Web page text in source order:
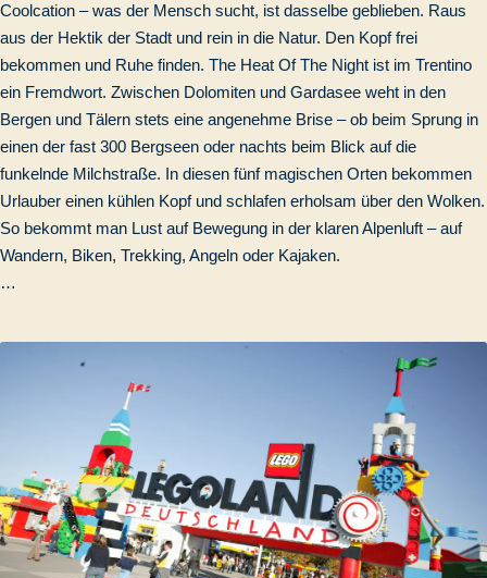
Coolcation – was der Mensch sucht, ist dasselbe geblieben. Raus
aus der Hektik der Stadt und rein in die Natur. Den Kopf frei
bekommen und Ruhe finden. The Heat Of The Night ist im Trentino
ein Fremdwort. Zwischen Dolomiten und Gardasee weht in den
Bergen und Tälern stets eine angenehme Brise – ob beim Sprung in
einen der fast 300 Bergseen oder nachts beim Blick auf die
funkelnde Milchstraße. In diesen fünf magischen Orten bekommen
Urlauber einen kühlen Kopf und schlafen erholsam über den Wolken.
So bekommt man Lust auf Bewegung in der klaren Alpenluft – auf
Wandern, Biken, Trekking, Angeln oder Kajaken.
…